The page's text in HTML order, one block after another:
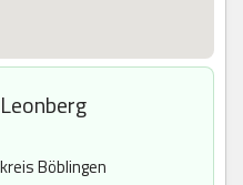
Böblingen